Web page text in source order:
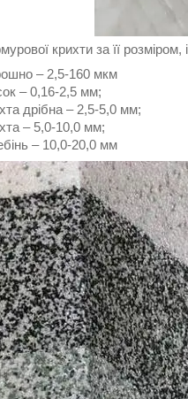
крихти за її
– 2,5-160 мкм
– 0,16-2,5 мм;
дрібна – 2,5-5,0 мм;
– 5,0-10,0 мм;
– 10,0-20,0 мм